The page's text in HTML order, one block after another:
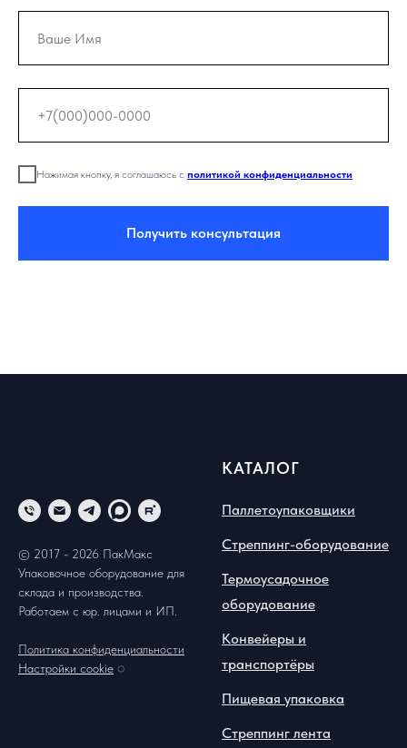
Нажимая кнопку, я соглашаюсь с политикой конфиденциальности
Получить консультация
© 2017 - 2026 ПакМакс
Упаковочное оборудование для
склада и производства.
Работаем с юр. лицами и ИП.
Политика конфиденциальности
Настройки cookie ◌
КАТАЛОГ
Паллетоупаковщики
Стреппинг-оборудование
Термоусадочное
оборудование
Конвейеры и
транспортёры
Пищевая упаковка
Стреппинг лента